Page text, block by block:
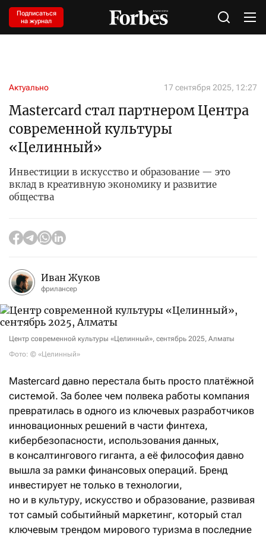
Подписаться
на журнал
Актуально 17 сентября 2025, 12:27
Mastercard стал партнером Центра
современной культуры
«Целинный»
Инвестиции в искусство и образование — это
вклад в креативную экономику и развитие
общества
Иван Жуков
фрилансер
Центр современной культуры «Целинный», сентябрь 2025, Алматы
Фото: © «Целинный»
Mastercard давно перестала быть просто платёжной
системой. За более чем полвека работы компания
превратилась в одного из ключевых разработчиков
инновационных решений в части финтеха,
кибербезопасности, использования данных,
в консалтингового гиганта, а её философия давно
вышла за рамки финансовых операций. Бренд
инвестирует не только в технологии,
но и в культуру, искусство и образование, развивая
тот самый событийный маркетинг, который стал
ключевым трендом мирового туризма в последние